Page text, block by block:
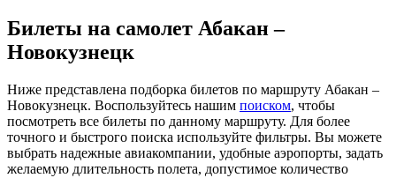
Билеты на самолет Абакан –
Новокузнецк
Ниже представлена подборка билетов по маршруту Абакан –
Новокузнецк. Воспользуйтесь нашим поиском, чтобы
посмотреть все билеты по данному маршруту. Для более
точного и быстрого поиска используйте фильтры. Вы можете
выбрать надежные авиакомпании, удобные аэропорты, задать
желаемую длительность полета, допустимое количество